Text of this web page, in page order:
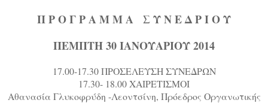
Π Ρ Ο Γ Ρ Α Μ Μ Α Σ Υ Ν Ε Δ Ρ Ι Ο Υ
ΠΕΜΠΤΗ 30 ΙΑΝΟΥΑΡΙΟΥ 2014
17.00-17.30 ΠΡΟΣΕΛΕΥΣΗ ΣΥΝΕΔΡΩΝ
17.30- 18.00 ΧΑΙΡΕΤΙΣΜΟΙ
Αθανασία Γλυκοφρύδη -Λεοντσίνη, Πρόεδρος Οργανωτικής